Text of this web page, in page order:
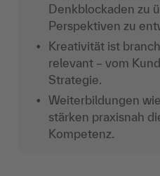
Denkblockaden zu
Perspektiven zu
Kreativität ist
relevant – vom
Strategie.
Weiterbildungen
stärken praxisnah
Kompetenz.